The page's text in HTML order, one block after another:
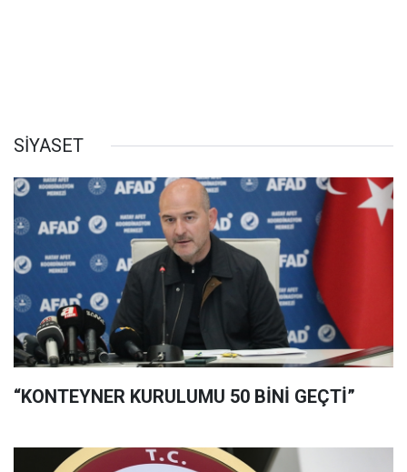
SİYASET
“KONTEYNER KURULUMU 50 BİNİ GEÇTİ”